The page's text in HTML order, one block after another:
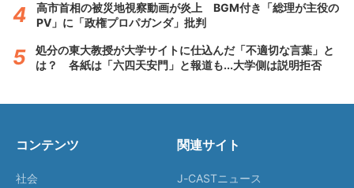
高市首相の被災地視察動画が炎上 BGM付き「総理が主役の
PV」に「政権プロパガンダ」批判
処分の東大教授が大学サイトに仕込んだ「不適切な言葉」と
は？ 各紙は「六四天安門」と報道も...大学側は説明拒否
コンテンツ
社会
関連サイト
J-CASTニュース